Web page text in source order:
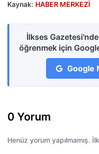
Kaynak: HABER MERKEZİ
İlkses
öğrenmek için
Google
0 Yorum
Henüz yorum yapılmamış.